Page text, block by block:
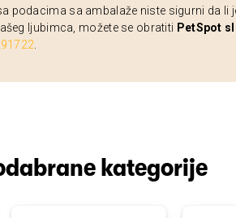
podacima sa ambalaže niste sigurni da li
ljubimca, možete se obratiti PetSpot
kategorije